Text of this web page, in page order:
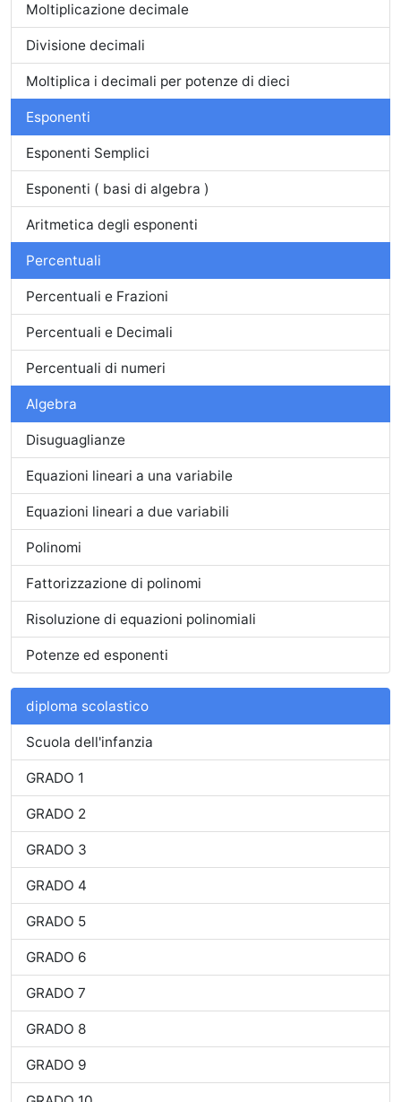
Moltiplicazione decimale
Divisione decimali
Moltiplica i decimali per potenze di dieci
Esponenti
Esponenti Semplici
Esponenti ( basi di algebra )
Aritmetica degli esponenti
Percentuali
Percentuali e Frazioni
Percentuali e Decimali
Percentuali di numeri
Algebra
Disuguaglianze
Equazioni lineari a una variabile
Equazioni lineari a due variabili
Polinomi
Fattorizzazione di polinomi
Risoluzione di equazioni polinomiali
Potenze ed esponenti
diploma scolastico
Scuola dell'infanzia
GRADO 1
GRADO 2
GRADO 3
GRADO 4
GRADO 5
GRADO 6
GRADO 7
GRADO 8
GRADO 9